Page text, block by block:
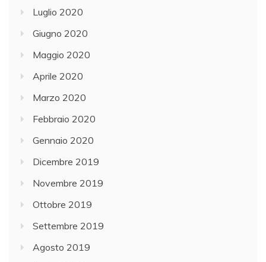
Luglio 2020
Giugno 2020
Maggio 2020
Aprile 2020
Marzo 2020
Febbraio 2020
Gennaio 2020
Dicembre 2019
Novembre 2019
Ottobre 2019
Settembre 2019
Agosto 2019